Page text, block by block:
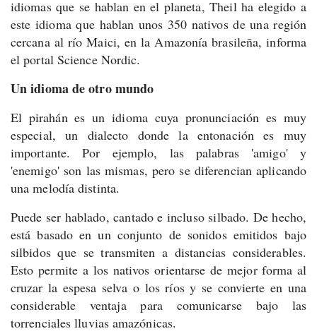
idiomas que se hablan en el planeta, Theil ha elegido a
este idioma que hablan unos 350 nativos de una región
cercana al río Maici, en la Amazonía brasileña, informa
el portal Science Nordic.
Un idioma de otro mundo
El pirahán es un idioma cuya pronunciación es muy
especial, un dialecto donde la entonación es muy
importante. Por ejemplo, las palabras 'amigo' y
'enemigo' son las mismas, pero se diferencian aplicando
una melodía distinta.
Puede ser hablado, cantado e incluso silbado. De hecho,
está basado en un conjunto de sonidos emitidos bajo
silbidos que se transmiten a distancias considerables.
Esto permite a los nativos orientarse de mejor forma al
cruzar la espesa selva o los ríos y se convierte en una
considerable ventaja para comunicarse bajo las
torrenciales lluvias amazónicas.